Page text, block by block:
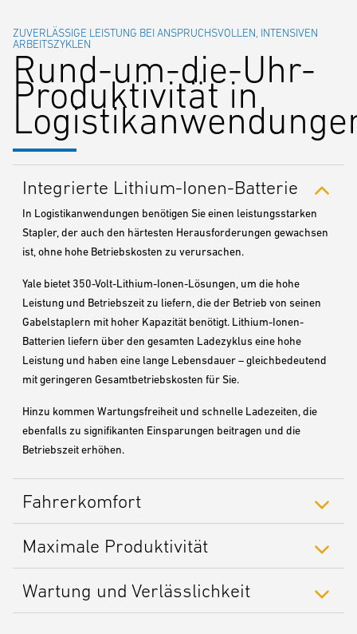
ZUVERLÄSSIGE LEISTUNG BEI ANSPRUCHSVOLLEN, INTENSIVEN
ARBEITSZYKLEN
Rund-um-die-Uhr-
Produktivität in
Integrierte Lithium-Ionen-Batterie
In Logistikanwendungen benötigen Sie einen leistungsstarken
Stapler, der auch den härtesten Herausforderungen gewachsen
ist, ohne hohe Betriebskosten zu verursachen.
Yale bietet 350-Volt-Lithium-Ionen-Lösungen, um die hohe
Leistung und Betriebszeit zu liefern, die der Betrieb von seinen
Gabelstaplern mit hoher Kapazität benötigt. Lithium-Ionen-
Batterien liefern über den gesamten Ladezyklus eine hohe
Leistung und haben eine lange Lebensdauer – gleichbedeutend
mit geringeren Gesamtbetriebskosten für Sie.
Hinzu kommen Wartungsfreiheit und schnelle Ladezeiten, die
ebenfalls zu signifikanten Einsparungen beitragen und die
Betriebszeit erhöhen.
Fahrerkomfort
Maximale Produktivität
Wartung und Verlässlichkeit